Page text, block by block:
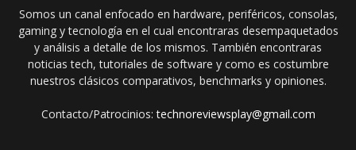
Somos un canal enfocado en hardware, periféricos, consolas,
gaming y tecnología en el cual encontraras desempaquetados
y análisis a detalle de los mismos. También encontraras
noticias tech, tutoriales de software y como es costumbre
nuestros clásicos comparativos, benchmarks y opiniones.
Contacto/Patrocinios:technoreviewsplay@gmail.com